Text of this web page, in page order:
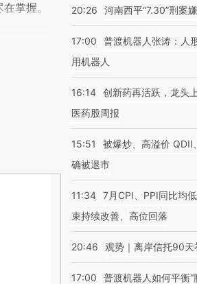
掌握。 20:26 河南西平“7.30”刑案
17:00
普渡机器人张涛：人
用机器人
16:14 创新药再活跃，龙头
医药股周报
15:51
被爆炒、高溢价 QDII
确被退市
11:34 7月CPI、PPI同比均
束持续改善、高位回落
20:46 观势｜离岸信托90天
17:00
普渡机器人如何平衡“